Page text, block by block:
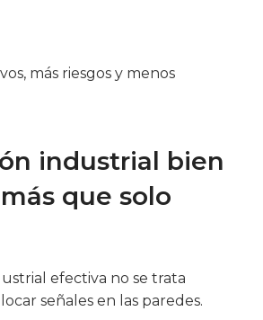
más riesgos y menos
industrial bien
que solo
efectiva no se trata
señales en las paredes.